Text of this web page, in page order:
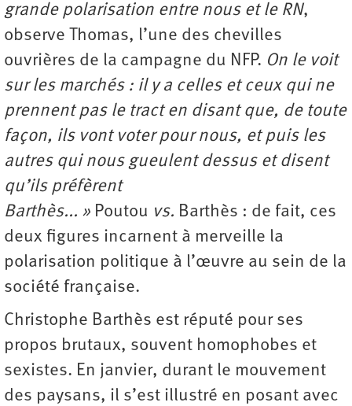
grande polarisation entre nous et le RN,
observe Thomas, l’une des chevilles
ouvrières de la campagne du NFP. On le voit
sur les marchés : il y a celles et ceux qui ne
prennent pas le tract en disant que, de toute
façon, ils vont voter pour nous, et puis les
autres qui nous gueulent dessus et disent
qu’ils préfèrent
Barthès... » Poutou vs. Barthès : de fait, ces
deux figures incarnent à merveille la
polarisation politique à l’œuvre au sein de la
société française.
Christophe Barthès est réputé pour ses
propos brutaux, souvent homophobes et
sexistes. En janvier, durant le mouvement
des paysans, il s’est illustré en posant avec